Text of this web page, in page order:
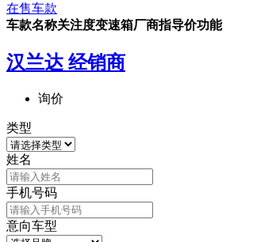
在售车款
车款名称关注度变速箱厂商指导价功能
汉兰达 经销商
询价
类型
姓名
手机号码
意向车型